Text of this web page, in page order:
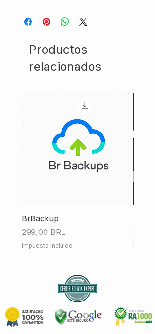
Productos
relacionados
BrBackup
Precio
299,00 BRL
Impuesto incluido
Precio